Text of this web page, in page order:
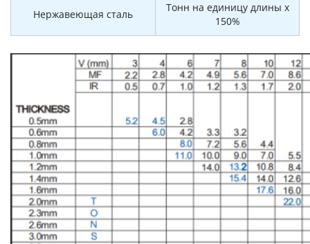
Нержавеющая сталь
Тонн на единицу длины x
150%